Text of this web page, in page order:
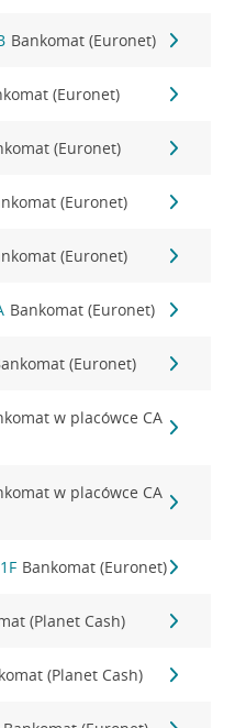
Bankomat (Euronet)
(Euronet)
(Euronet)
(Euronet)
(Euronet)
Bankomat (Euronet)
(Euronet)
w placówce CA
w placówce CA
Bankomat (Euronet)
(Planet Cash)
(Planet Cash)